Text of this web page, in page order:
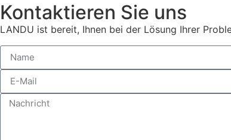
Kontaktieren Sie uns
LANDU ist bereit, Ihnen bei der Lösung Ihrer